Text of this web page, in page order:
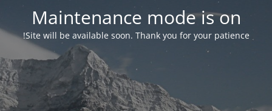
Maintenance mode is on
Site will be available soon. Thank you for your patience!